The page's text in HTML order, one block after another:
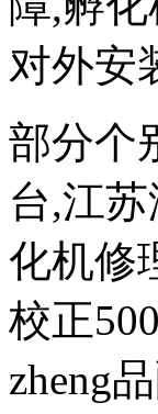
对外安
部分个
台,江
化机修
校正
zheng